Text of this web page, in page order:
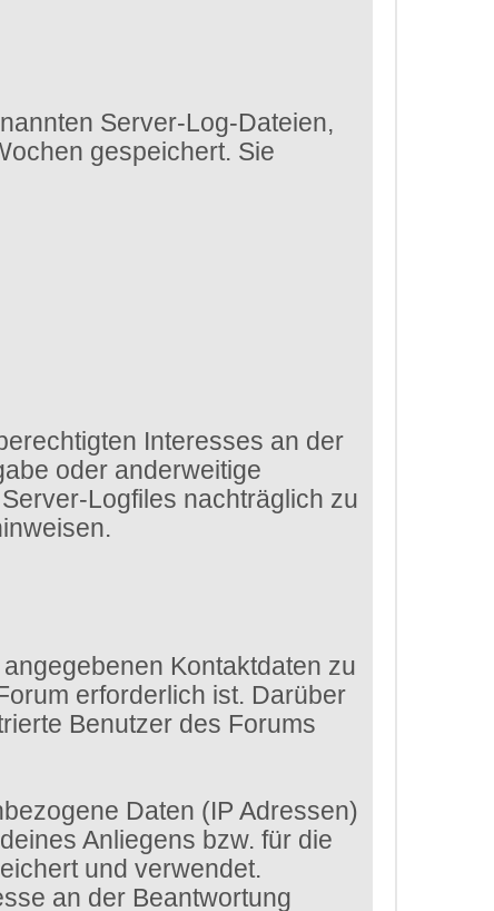
Server-Log-Dateien,
gespeichert. Sie
Interesses an der
oder anderweitige
Logfiles nachträglich zu
Kontaktdaten zu
erforderlich ist. Darüber
Benutzer des Forums
Daten (IP Adressen)
Anliegens bzw. für die
und verwendet.
an der Beantwortung